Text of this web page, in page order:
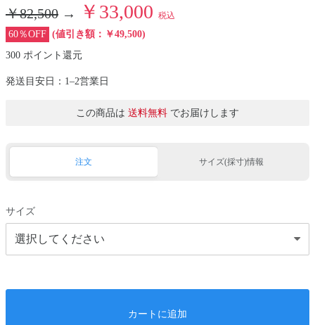
￥82,500 → ￥33,000 税込
60％OFF (値引き額：￥49,500)
300 ポイント還元
発送目安日：1–2営業日
この商品は 送料無料 でお届けします
注文 サイズ(採寸)情報
サイズ
カートに追加